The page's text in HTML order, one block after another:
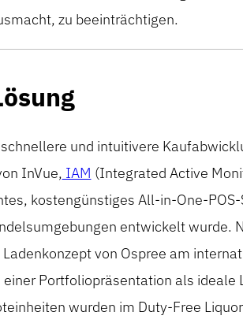
zu beeinträchtigen.
und intuitivere
InVue, IAM (Integrated Active
kostengünstiges All-in-One-
entwickelt wurde.
von Ospree am
Portfoliopräsentation als ideale
wurden im Duty-Free